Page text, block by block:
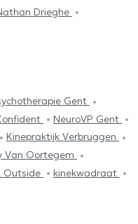
Drieghe
Gent
NeuroVP Gent
Kinepraktijk Verbruggen
Van Oortegem
Outside
kinekwadraat